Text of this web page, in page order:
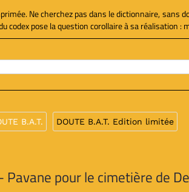
Ne cherchez pas dans le dictionnaire, sans
codex pose la question corollaire à sa réalisation :
B.A.T. DOUTE B.A.T. Edition limitée
Pavane pour le cimetière de